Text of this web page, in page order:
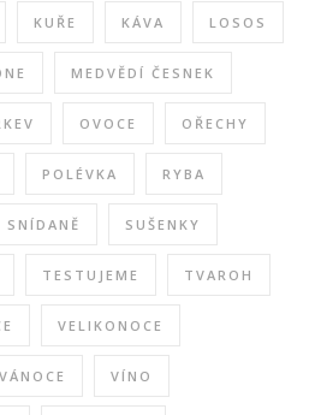
KUŘE KÁVA LOSOS
MEDVĚDÍ ČESNEK
OVOCE OŘECHY
POLÉVKA RYBA
SNÍDANĚ SUŠENKY
TESTUJEME TVAROH
VELIKONOCE
VÁNOCE VÍNO